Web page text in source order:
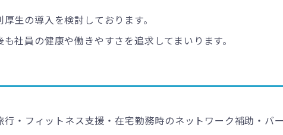
生の導入を検討しております。
社員の健康や働きやすさを追求してまいります。
行・フィットネス支援・在宅勤務時のネットワーク補助・バ